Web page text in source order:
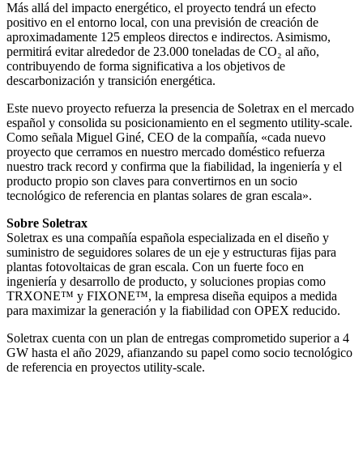
Más allá del impacto energético, el proyecto tendrá un efecto
positivo en el entorno local, con una previsión de creación de
aproximadamente 125 empleos directos e indirectos. Asimismo,
permitirá evitar alrededor de 23.000 toneladas de CO₂ al año,
contribuyendo de forma significativa a los objetivos de
descarbonización y transición energética.
Este nuevo proyecto refuerza la presencia de Soletrax en el mercado
español y consolida su posicionamiento en el segmento utility-scale.
Como señala Miguel Giné, CEO de la compañía, «cada nuevo
proyecto que cerramos en nuestro mercado doméstico refuerza
nuestro track record y confirma que la fiabilidad, la ingeniería y el
producto propio son claves para convertirnos en un socio
tecnológico de referencia en plantas solares de gran escala».
Sobre Soletrax
Soletrax es una compañía española especializada en el diseño y
suministro de seguidores solares de un eje y estructuras fijas para
plantas fotovoltaicas de gran escala. Con un fuerte foco en
ingeniería y desarrollo de producto, y soluciones propias como
TRXONE™ y FIXONE™, la empresa diseña equipos a medida
para maximizar la generación y la fiabilidad con OPEX reducido.
Soletrax cuenta con un plan de entregas comprometido superior a 4
GW hasta el año 2029, afianzando su papel como socio tecnológico
de referencia en proyectos utility-scale.